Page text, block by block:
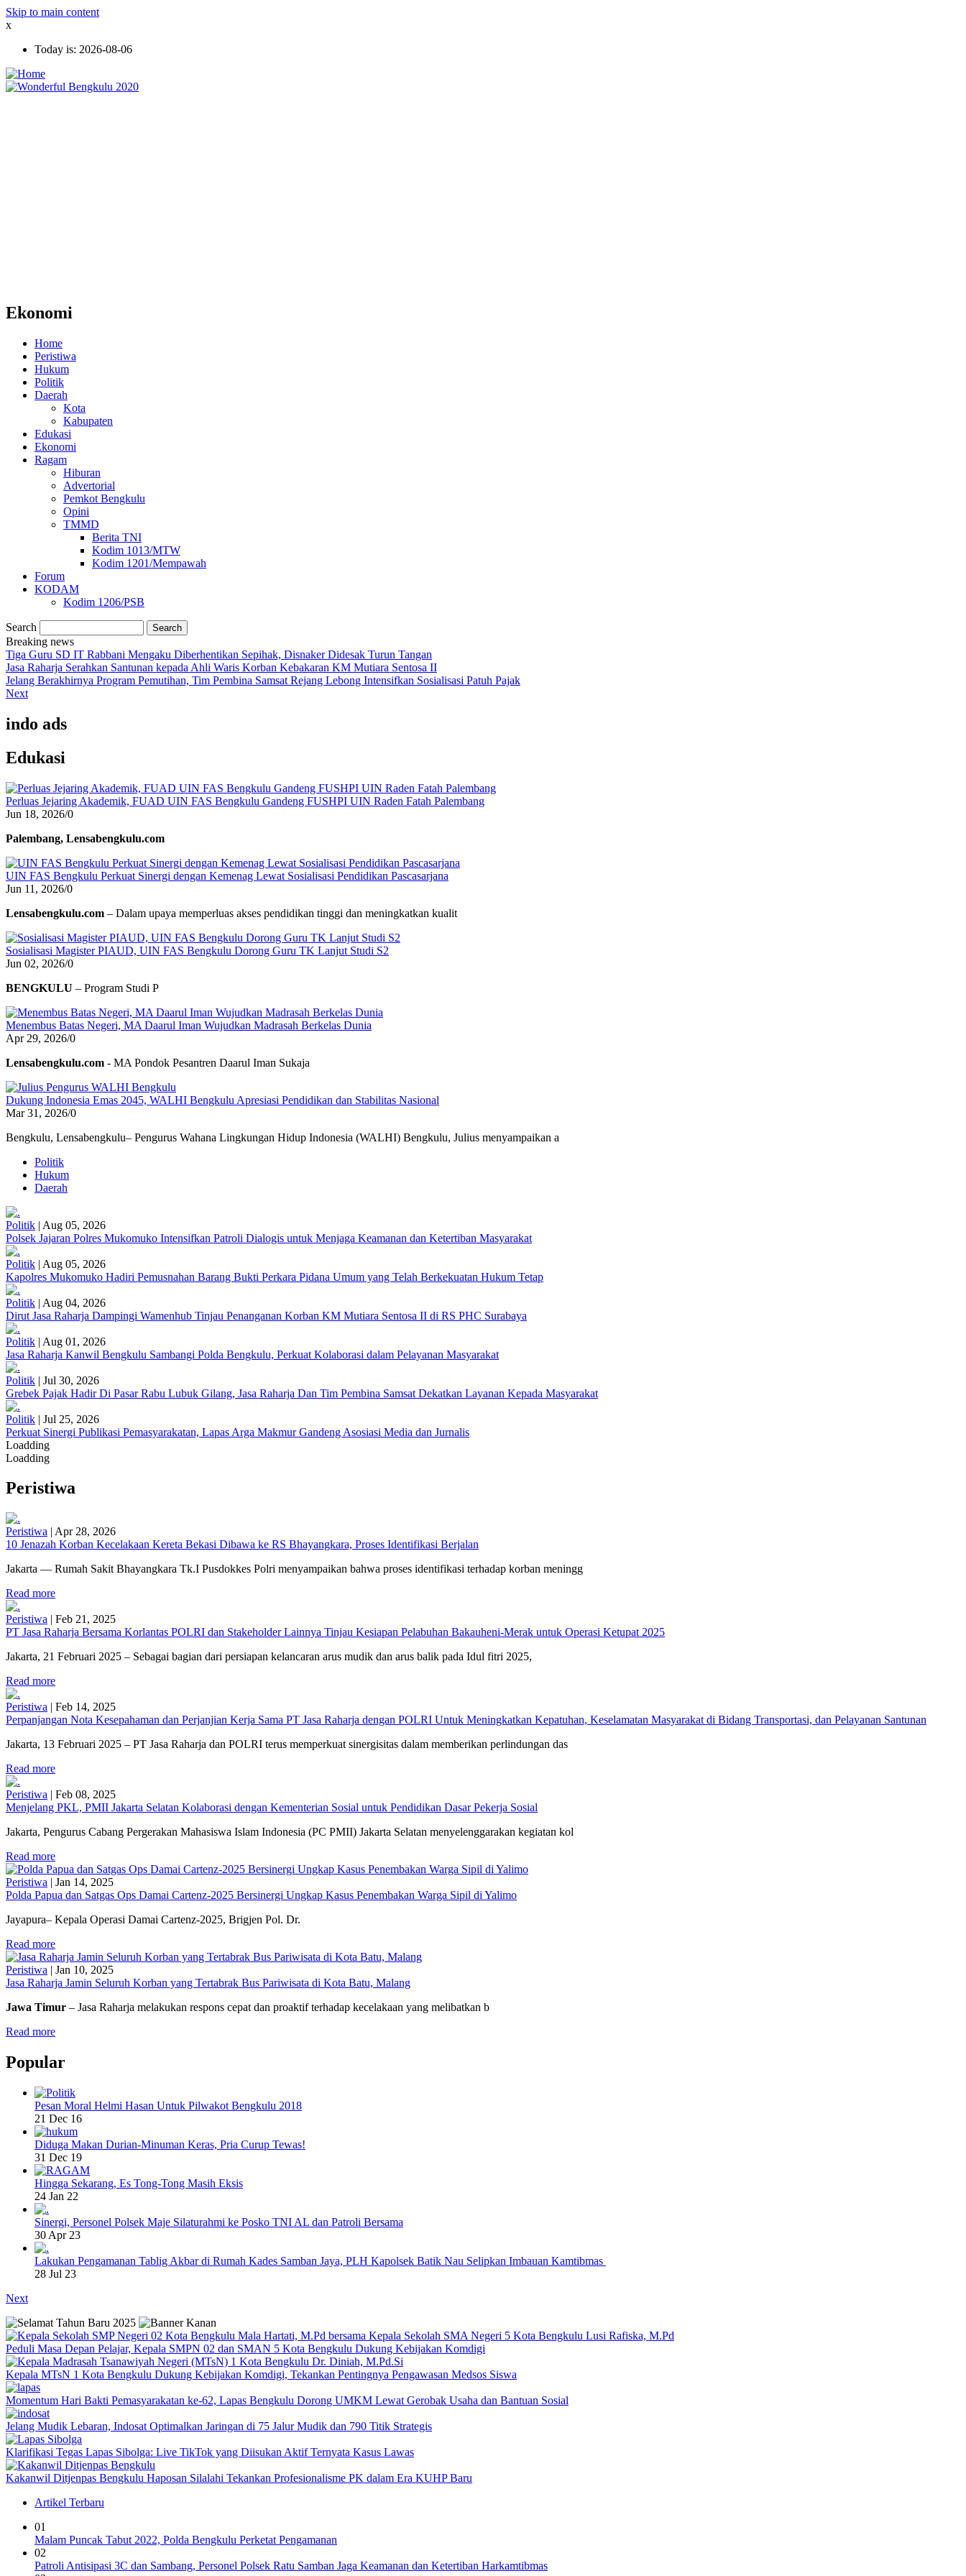
Skip to main content
x
Today is: 2026-08-06
Ekonomi
Home
Peristiwa
Hukum
Politik
Daerah
Kota
Kabupaten
Edukasi
Ekonomi
Ragam
Hiburan
Advertorial
Pemkot Bengkulu
Opini
TMMD
Berita TNI
Kodim 1013/MTW
Kodim 1201/Mempawah
Forum
KODAM
Kodim 1206/PSB
Search
Breaking news
Tiga Guru SD IT Rabbani Mengaku Diberhentikan Sepihak, Disnaker Didesak Turun Tangan
Jasa Raharja Serahkan Santunan kepada Ahli Waris Korban Kebakaran KM Mutiara Sentosa II
Jelang Berakhirnya Program Pemutihan, Tim Pembina Samsat Rejang Lebong Intensifkan Sosialisasi Patuh Pajak
Next
indo ads
Edukasi
Perluas Jejaring Akademik, FUAD UIN FAS Bengkulu Gandeng FUSHPI UIN Raden Fatah Palembang
Jun 18, 2026/0
Palembang, Lensabengkulu.com
UIN FAS Bengkulu Perkuat Sinergi dengan Kemenag Lewat Sosialisasi Pendidikan Pascasarjana
Jun 11, 2026/0
Lensabengkulu.com – Dalam upaya memperluas akses pendidikan tinggi dan meningkatkan kualit
Sosialisasi Magister PIAUD, UIN FAS Bengkulu Dorong Guru TK Lanjut Studi S2
Jun 02, 2026/0
BENGKULU – Program Studi P
Menembus Batas Negeri, MA Daarul Iman Wujudkan Madrasah Berkelas Dunia
Apr 29, 2026/0
Lensabengkulu.com - MA Pondok Pesantren Daarul Iman Sukaja
Dukung Indonesia Emas 2045, WALHI Bengkulu Apresiasi Pendidikan dan Stabilitas Nasional
Mar 31, 2026/0
Bengkulu, Lensabengkulu– Pengurus Wahana Lingkungan Hidup Indonesia (WALHI) Bengkulu, Julius menyampaikan a
Politik
Hukum
Daerah
Politik | Aug 05, 2026
Polsek Jajaran Polres Mukomuko Intensifkan Patroli Dialogis untuk Menjaga Keamanan dan Ketertiban Masyarakat
Politik | Aug 05, 2026
Kapolres Mukomuko Hadiri Pemusnahan Barang Bukti Perkara Pidana Umum yang Telah Berkekuatan Hukum Tetap
Politik | Aug 04, 2026
Dirut Jasa Raharja Dampingi Wamenhub Tinjau Penanganan Korban KM Mutiara Sentosa II di RS PHC Surabaya
Politik | Aug 01, 2026
Jasa Raharja Kanwil Bengkulu Sambangi Polda Bengkulu, Perkuat Kolaborasi dalam Pelayanan Masyarakat
Politik | Jul 30, 2026
Grebek Pajak Hadir Di Pasar Rabu Lubuk Gilang, Jasa Raharja Dan Tim Pembina Samsat Dekatkan Layanan Kepada Masyarakat
Politik | Jul 25, 2026
Perkuat Sinergi Publikasi Pemasyarakatan, Lapas Arga Makmur Gandeng Asosiasi Media dan Jurnalis
Loadding
Loadding
Peristiwa
Peristiwa | Apr 28, 2026
10 Jenazah Korban Kecelakaan Kereta Bekasi Dibawa ke RS Bhayangkara, Proses Identifikasi Berjalan
Jakarta — Rumah Sakit Bhayangkara Tk.I Pusdokkes Polri menyampaikan bahwa proses identifikasi terhadap korban meningg
Read more
Peristiwa | Feb 21, 2025
PT Jasa Raharja Bersama Korlantas POLRI dan Stakeholder Lainnya Tinjau Kesiapan Pelabuhan Bakauheni-Merak untuk Operasi Ketupat 2025
Jakarta, 21 Februari 2025 – Sebagai bagian dari persiapan kelancaran arus mudik dan arus balik pada Idul fitri 2025,
Read more
Peristiwa | Feb 14, 2025
Perpanjangan Nota Kesepahaman dan Perjanjian Kerja Sama PT Jasa Raharja dengan POLRI Untuk Meningkatkan Kepatuhan, Keselamatan Masyarakat di Bidang Transportasi, dan Pelayanan Santunan
Jakarta, 13 Februari 2025 – PT Jasa Raharja dan POLRI terus memperkuat sinergisitas dalam memberikan perlindungan das
Read more
Peristiwa | Feb 08, 2025
Menjelang PKL, PMII Jakarta Selatan Kolaborasi dengan Kementerian Sosial untuk Pendidikan Dasar Pekerja Sosial
Jakarta, Pengurus Cabang Pergerakan Mahasiswa Islam Indonesia (PC PMII) Jakarta Selatan menyelenggarakan kegiatan kol
Read more
Peristiwa | Jan 14, 2025
Polda Papua dan Satgas Ops Damai Cartenz-2025 Bersinergi Ungkap Kasus Penembakan Warga Sipil di Yalimo
Jayapura– Kepala Operasi Damai Cartenz-2025, Brigjen Pol. Dr.
Read more
Peristiwa | Jan 10, 2025
Jasa Raharja Jamin Seluruh Korban yang Tertabrak Bus Pariwisata di Kota Batu, Malang
Jawa Timur – Jasa Raharja melakukan respons cepat dan proaktif terhadap kecelakaan yang melibatkan b
Read more
Popular
Pesan Moral Helmi Hasan Untuk Pilwakot Bengkulu 2018
21 Dec 16
Diduga Makan Durian-Minuman Keras, Pria Curup Tewas!
31 Dec 19
Hingga Sekarang, Es Tong-Tong Masih Eksis
24 Jan 22
Sinergi, Personel Polsek Maje Silaturahmi ke Posko TNI AL dan Patroli Bersama
30 Apr 23
Lakukan Pengamanan Tablig Akbar di Rumah Kades Samban Jaya, PLH Kapolsek Batik Nau Selipkan Imbauan Kamtibmas
28 Jul 23
Next
Peduli Masa Depan Pelajar, Kepala SMPN 02 dan SMAN 5 Kota Bengkulu Dukung Kebijakan Komdigi
Kepala MTsN 1 Kota Bengkulu Dukung Kebijakan Komdigi, Tekankan Pentingnya Pengawasan Medsos Siswa
Momentum Hari Bakti Pemasyarakatan ke-62, Lapas Bengkulu Dorong UMKM Lewat Gerobak Usaha dan Bantuan Sosial
Jelang Mudik Lebaran, Indosat Optimalkan Jaringan di 75 Jalur Mudik dan 790 Titik Strategis
Klarifikasi Tegas Lapas Sibolga: Live TikTok yang Diisukan Aktif Ternyata Kasus Lawas
Kakanwil Ditjenpas Bengkulu Haposan Silalahi Tekankan Profesionalisme PK dalam Era KUHP Baru
Artikel Terbaru
01
Malam Puncak Tabut 2022, Polda Bengkulu Perketat Pengamanan
02
Patroli Antisipasi 3C dan Sambang, Personel Polsek Ratu Samban Jaga Keamanan dan Ketertiban Harkamtibmas